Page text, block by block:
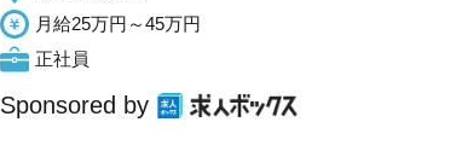
月給25万円～45万円
正社員
Sponsored by